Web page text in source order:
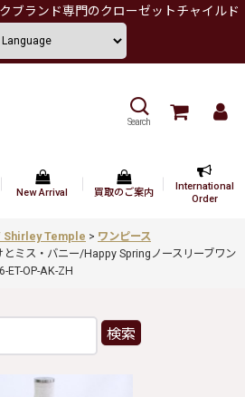
ブランド専門のクローゼットチャイルド
Search
New Arrival 買取のご案内
International
Order
Shirley Temple > ワンピース
ミス・バニー/Happy Springノースリーブワン
ET-OP-AK-ZH
検索